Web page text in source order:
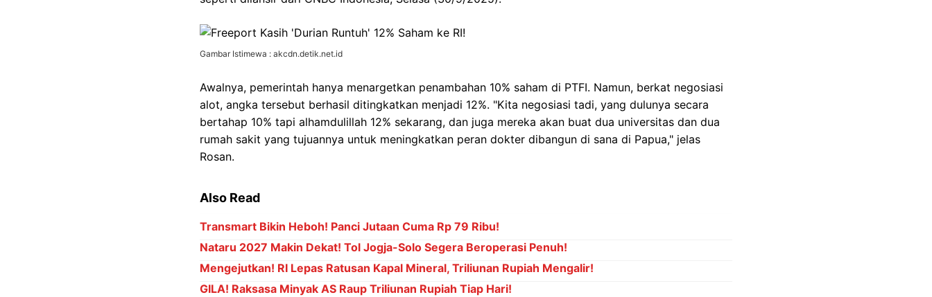
Gambar Istimewa : akcdn.detik.net.id
Awalnya, pemerintah hanya menargetkan penambahan 10% saham di PTFI. Namun, berkat negosiasi
alot, angka tersebut berhasil ditingkatkan menjadi 12%. "Kita negosiasi tadi, yang dulunya secara
bertahap 10% tapi alhamdulillah 12% sekarang, dan juga mereka akan buat dua universitas dan dua
rumah sakit yang tujuannya untuk meningkatkan peran dokter dibangun di sana di Papua," jelas
Rosan.
Also Read
Transmart Bikin Heboh! Panci Jutaan Cuma Rp 79 Ribu!
Nataru 2027 Makin Dekat! Tol Jogja-Solo Segera Beroperasi Penuh!
Mengejutkan! RI Lepas Ratusan Kapal Mineral, Triliunan Rupiah Mengalir!
GILA! Raksasa Minyak AS Raup Triliunan Rupiah Tiap Hari!